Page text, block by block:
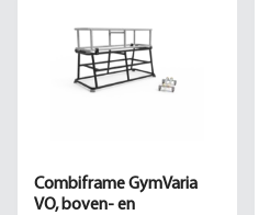
Combiframe GymVaria
VO, boven- en